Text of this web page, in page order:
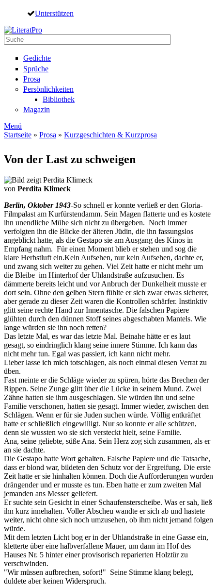
Direkt zum Inhalt
Unterstützen
Suche
Gedichte
Sprüche
Prosa
Persönlichkeiten
Bibliothek
Magazin
Menü
Startseite » Prosa » Kurzgeschichten & Kurzprosa
Von der Last zu schweigen
von Perdita Klimeck
Berlin, Oktober 1943-So schnell er konnte verließ er den Gloria-
Filmpalast am Kurfürstendamm. Sein Magen flatterte und es kostete
ihn unendliche Mühe sich nicht zu übergeben. Noch immer
verfolgten ihn die Blicke der älteren Jüdin, die ihn fassungslos
angeblickt hatte, als die Gestapo sie am Ausgang des Kinos in
Empfang nahm. Für einen Moment blieb er stehen und sog die
klare Herbstluft ein.Kein Aufsehen, nur kein Aufsehen, dachte er,
und zwang sich weiter zu gehen. Viel Zeit hatte er nicht mehr um
die Bleibe im Hinterhof der Uhlandstraße aufzusuchen. Es
dämmerte bereits leicht und vor Anbruch der Dunkelheit musste er
dort sein. Ohne den gelben Stern fühlte er sich zwar etwas sicherer,
aber gerade zu dieser Zeit waren die Kontrollen schärfer. Instinktiv
glitt seine rechte Hand zur Innentasche. Die falschen Papiere
glühten durch den dünnen Stoff seines abgeschabten Mantels. Wie
lange würden sie ihn noch retten?
Das letzte Mal, es war das letzte Mal. Beinahe hätte er es laut
gesagt, so eindringlich klang seine innere Stimme. Ich kann das
nicht mehr tun. Egal was passiert, ich kann nicht mehr.
Lieber lasse ich mich totschlagen, als noch einmal diesen Verrat zu
üben.
Fast meinte er die Schläge wieder zu spüren, hörte das Brechen der
Rippen. Seine Zunge glitt über die Lücke in seinem Mund. Zwei
Zähne hatten sie ihm ausgeschlagen. Sie würden ihn und seine
Familie verschonen, hatten sie gesagt. Immer wieder, zwischen den
Schlägen. Wenn er für sie Juden suchen würde. Völlig entkräftet
hatte er schließlich eingewilligt. Nur so konnte er alle schützen,
denn sie wussten wo sie sich versteckt hielt, seine Familie.
Ana, seine geliebte, süße Ana. Sein Herz zog sich zusammen, als er
an sie dachte.
Die Gestapo hatte Wort gehalten. Falsche Papiere und die Tatsache,
dass er blond war, bildeten den Schutz vor der Ergreifung. Die erste
Zeit hatte er sie hinhalten können. Doch die Aufforderungen wurden
drängender und er musste es tun. Eben hatte er zum zweiten Mal
jemanden ans Messer geliefert.
Er suchte sein Gesicht in einer Schaufensterscheibe. Was er sah, ließ
ihn kurz innehalten. Voller Abscheu wandte er sich ab und hastete
weiter, nicht ohne sich noch umzusehen, ob ihm nicht jemand folgen
würde.
Mit dem letzten Licht bog er in der Uhlandstraße in eine Gasse ein,
kletterte über eine halbverfallene Mauer, um dann im Hof des
Hauses Nr. 5 hinter einer provisorisch reparierten Holztür zu
verschwinden.
"Wir müssen aufbrechen, sofort!" Seine Stimme klang belegt,
duldete aber keinen Widerspruch.